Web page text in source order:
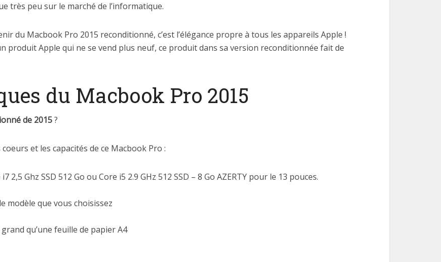
très peu sur le marché de l’informatique.
du Macbook Pro 2015 reconditionné, c’est l’élégance propre à tous les appareils Apple !
produit Apple qui ne se vend plus neuf, ce produit dans sa version reconditionnée fait de
du Macbook Pro 2015
de 2015?
et les capacités de ce Macbook Pro :
2,5 Ghz SSD 512 Go ou Core i5 2.9 GHz 512 SSD – 8 Go AZERTY pour le 13 pouces.
modèle que vous choisissez
qu’une feuille de papier A4